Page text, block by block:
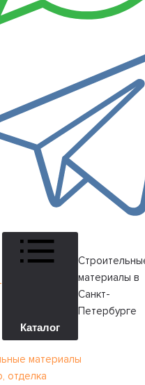
Каталог
материалы в
Санкт-
Петербурге
материалы
отделка